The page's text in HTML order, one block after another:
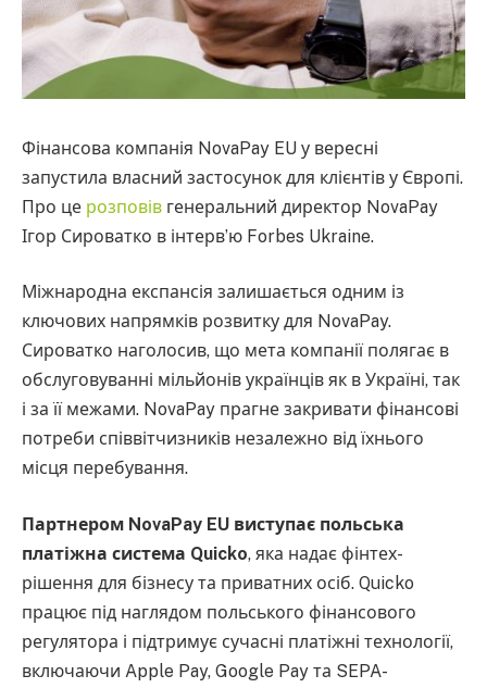
Фінансова компанія NovaPay EU у вересні
запустила власний застосунок для клієнтів у Європі.
Про це розповів генеральний директор NovaPay
Ігор Сироватко в інтервʼю Forbes Ukraine.
Міжнародна експансія залишається одним із
ключових напрямків розвитку для NovaPay.
Сироватко наголосив, що мета компанії полягає в
обслуговуванні мільйонів українців як в Україні, так
і за її межами. NovaPay прагне закривати фінансові
потреби співвітчизників незалежно від їхнього
місця перебування.
Партнером NovaPay EU виступає польська
платіжна система Quicko, яка надає фінтех-
рішення для бізнесу та приватних осіб. Quicko
працює під наглядом польського фінансового
регулятора і підтримує сучасні платіжні технології,
включаючи Apple Pay, Google Pay та SEPA-